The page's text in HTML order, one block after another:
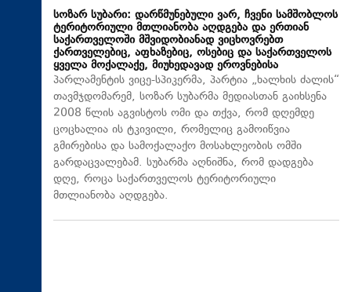
სოზარ სუბარი: დარწმუნებული ვარ, ჩვენი სამშობლოს
ტერიტორიული მთლიანობა აღდგება და ერთიან
საქართველოში მშვიდობიანად ვიცხოვრებთ
ქართველებიც, აფხაზებიც, ოსებიც და საქართველოს
ყველა მოქალაქე, მიუხედავად ეროვნებისა
პარლამენტის ვიცე-სპიკერმა, პარტია „ხალხის ძალის“
თავმჯდომარემ, სოზარ სუბარმა მედიასთან გაიხსენა
2008 წლის აგვისტოს ომი და თქვა, რომ დღემდე
ცოცხალია ის ტკივილი, რომელიც გამოიწვია
გმირებისა და სამოქალაქო მოსახლეობის ომში
გარდაცვალებამ. სუბარმა აღნიშნა, რომ დადგება
დღე, როცა საქართველოს ტერიტორიული
მთლიანობა აღდგება.